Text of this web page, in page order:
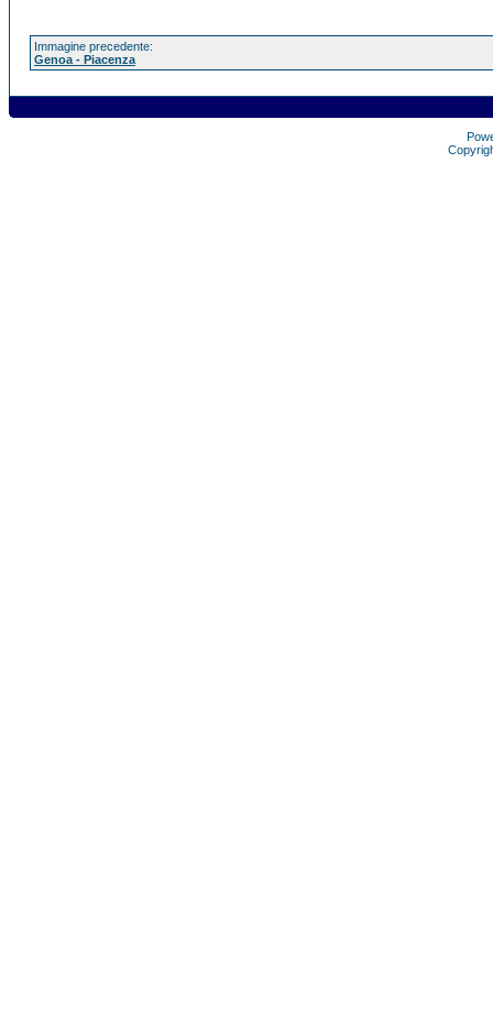
Immagine precedente:
Genoa - Piacenza